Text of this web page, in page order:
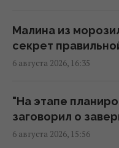
назывался
17:15 четверг, 06 августа
дольше: новый
17:13 четверг, 06 августа
Малина из
секрет
6 августа 2026, 16:35
"На этапе
заговорил о
6 августа 2026, 15:56